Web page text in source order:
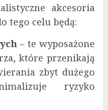
akcesoria
tego celu będą:
– te wyposażone
które przenikają
zbyt dużego
ryzyko